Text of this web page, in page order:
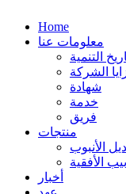
Home
معلومات عنا
التنمية
الشركة
شهادة
خدمة
فريق
منتجات
الأنبوب
الأفقية
أخبار